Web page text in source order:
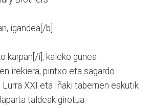
igandea[/b]
karpan[/i], kaleko gunea
irekiera, pintxo eta sagardo
Lurra XXI eta Iñaki tabernen eskutik
taldeak girotua.